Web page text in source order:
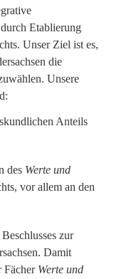
Etablierung
Unser Ziel ist es,
die
Unsere
Anteils
des Werte und
vor allem an den
zur
Damit
Fächer Werte und